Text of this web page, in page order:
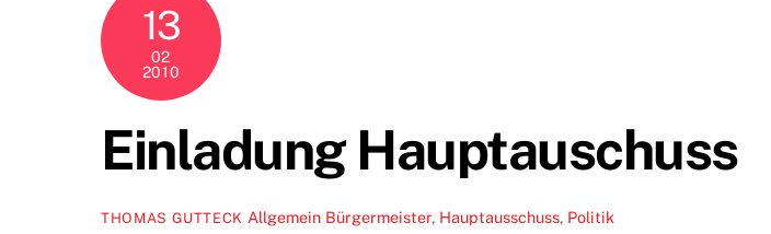
13
02
2010
Einladung Hauptauschuss
THOMAS GUTTECK Allgemein Bürgermeister, Hauptausschuss, Politik